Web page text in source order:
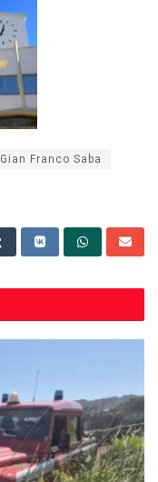
Gian Franco Saba